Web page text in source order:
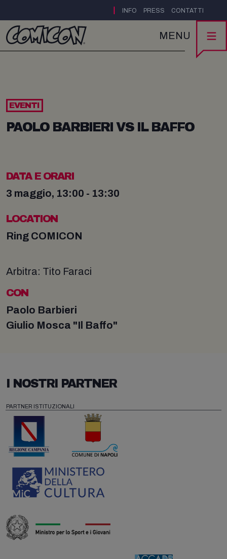
INFO PRESS CONTATTI
MENU
EVENTI
PAOLO BARBIERI VS IL BAFFO
DATA E ORARI
3 maggio, 13:00 - 13:30
LOCATION
Ring COMICON
Arbitra: Tito Faraci
CON
Paolo Barbieri
Giulio Mosca "Il Baffo"
I NOSTRI PARTNER
PARTNER ISTITUZIONALI